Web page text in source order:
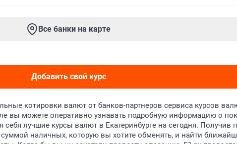
Все банки на карте
Добавить свой курс
котировки валют от банков-партнеров сервиса курсов
вы можете оперативно узнавать подробную информацию о
себя лучшие курсы валют в Екатеринбурге на сегодня. Получив
наличных, которую вы хотите обменять, и найти